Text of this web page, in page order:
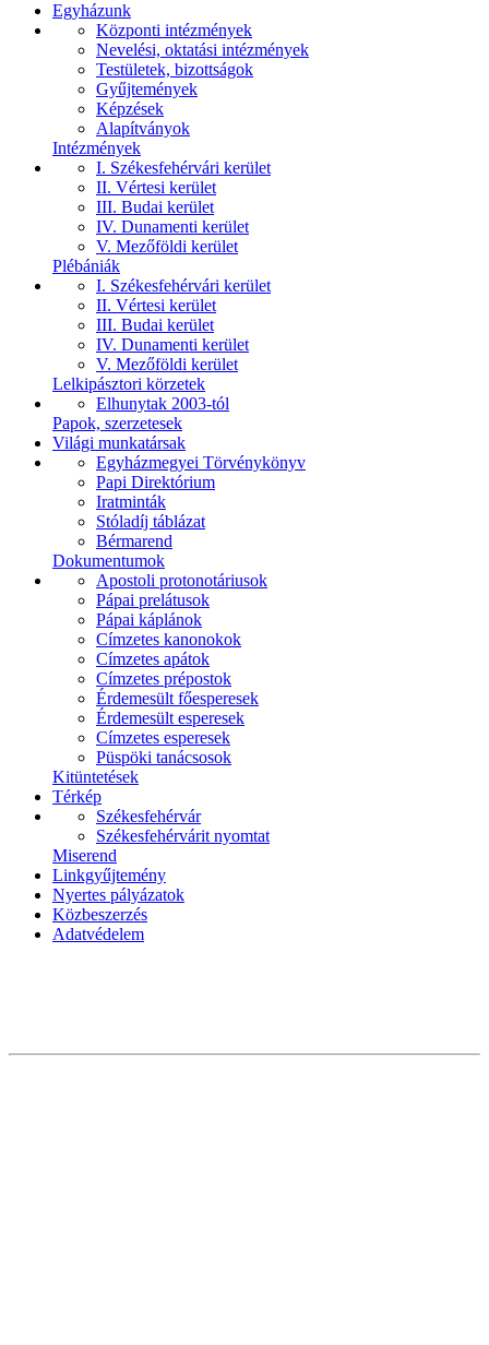
Egyházunk
Központi intézmények
Nevelési, oktatási intézmények
Testületek, bizottságok
Gyűjtemények
Képzések
Alapítványok
Intézmények
I. Székesfehérvári kerület
II. Vértesi kerület
III. Budai kerület
IV. Dunamenti kerület
V. Mezőföldi kerület
Plébániák
I. Székesfehérvári kerület
II. Vértesi kerület
III. Budai kerület
IV. Dunamenti kerület
V. Mezőföldi kerület
Lelkipásztori körzetek
Elhunytak 2003-tól
Papok, szerzetesek
Világi munkatársak
Egyházmegyei Törvénykönyv
Papi Direktórium
Iratminták
Stóladíj táblázat
Bérmarend
Dokumentumok
Apostoli protonotáriusok
Pápai prelátusok
Pápai káplánok
Címzetes kanonokok
Címzetes apátok
Címzetes prépostok
Érdemesült főesperesek
Érdemesült esperesek
Címzetes esperesek
Püspöki tanácsosok
Kitüntetések
Térkép
Székesfehérvár
Székesfehérvárit nyomtat
Miserend
Linkgyűjtemény
Nyertes pályázatok
Közbeszerzés
Adatvédelem